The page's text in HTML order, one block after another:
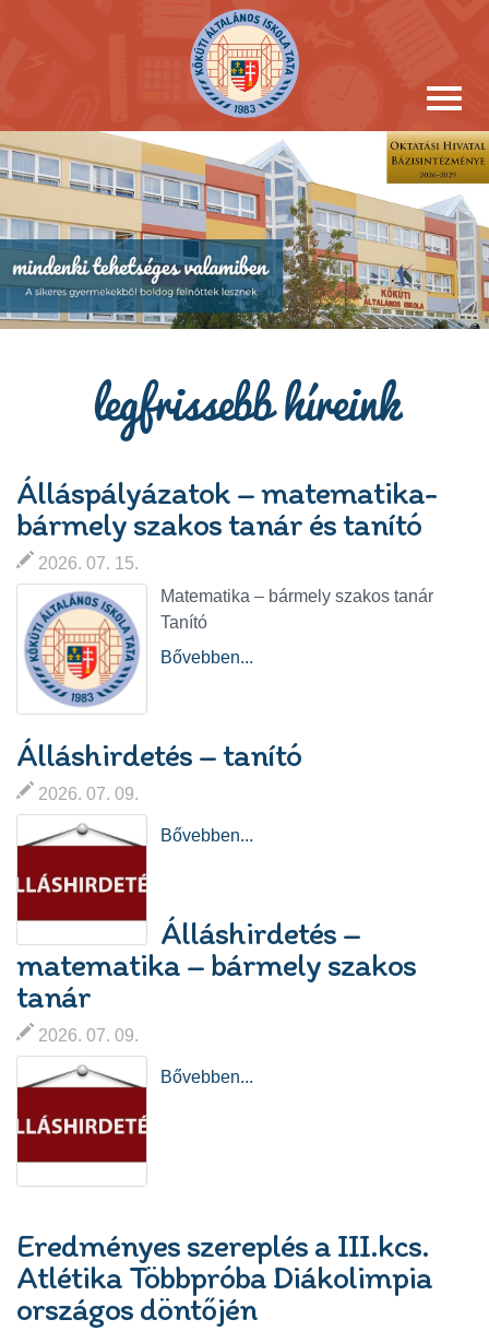
legfrissebb híreink
Álláspályázatok – matematika-
bármely szakos tanár és tanító
2026. 07. 15.
Matematika – bármely szakos tanár
Tanító
Bővebben...
Álláshirdetés – tanító
2026. 07. 09.
Bővebben...
Álláshirdetés –
matematika – bármely szakos
tanár
2026. 07. 09.
Bővebben...
Eredményes szereplés a III.kcs.
Atlétika Többpróba Diákolimpia
országos döntőjén